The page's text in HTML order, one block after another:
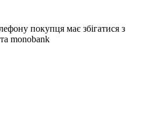
покупця має збігатися з
monobank